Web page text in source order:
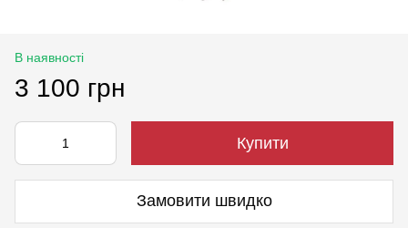
В наявності
3 100 грн
Купити
Замовити швидко